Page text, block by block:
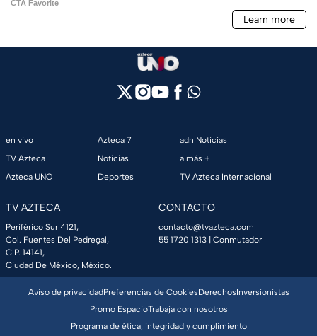
en vivo
TV Azteca
Azteca UNO
Azteca 7
Noticias
Deportes
adn Noticias
a más +
TV Azteca Internacional
TV AZTECA
Periférico Sur 4121,
Col. Fuentes Del Pedregal,
C.P. 14141,
Ciudad De México, México.
CONTACTO
contacto@tvazteca.com
55 1720 1313 | Conmutador
Aviso de privacidadPreferencias de CookiesDerechosInversionistas
Promo EspacioTrabaja con nosotros
Programa de ética, integridad y cumplimiento